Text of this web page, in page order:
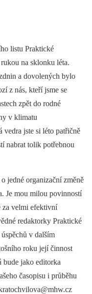
listu Praktické
na sklonku léta.
a dovolených bylo
z nás, kteří jsme se
zpět do rodné
v klimatu
vedra jste si léto patřičně
nabrat tolik potřebnou
jedné organizační změně
Je mou milou povinností
za velmi efektivní
redaktorky Praktické
v dalším
roku její činnost
jako editorka
časopisu i průběhu